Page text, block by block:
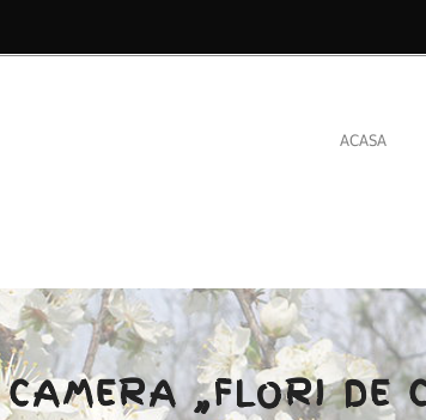
ACASA
CAMERA „FLORI DE